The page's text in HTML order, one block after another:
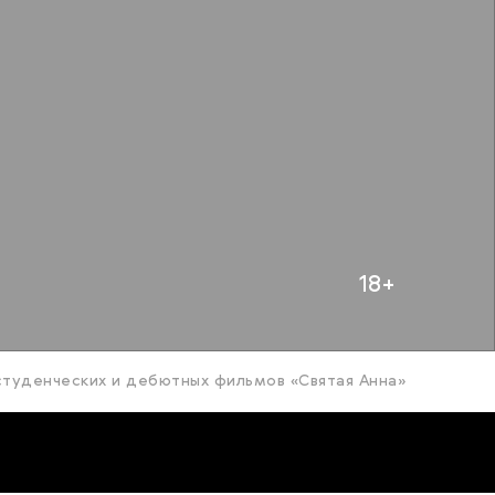
18+
и дебютных фильмов «Святая Анна»